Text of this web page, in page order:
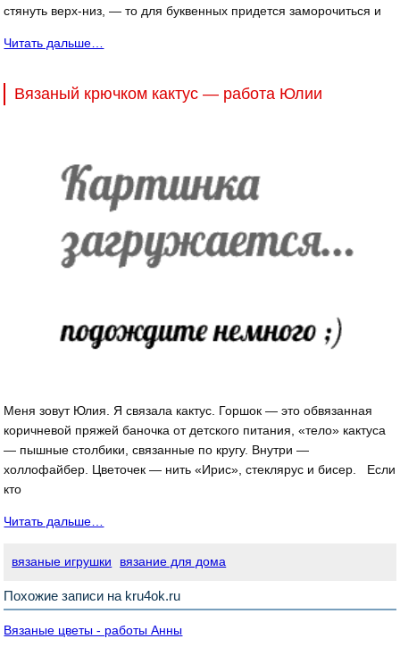
стянуть верх-низ, — то для буквенных придется заморочиться и
Читать дальше…
Вязаный крючком кактус — работа Юлии
Меня зовут Юлия. Я связала кактус. Горшок — это обвязанная
коричневой пряжей баночка от детского питания, «тело» кактуса
— пышные столбики, связанные по кругу. Внутри —
холлофайбер. Цветочек — нить «Ирис», стеклярус и бисер. Если
кто
Читать дальше…
вязаные игрушки вязание для дома
Похожие записи на kru4ok.ru
Вязаные цветы - работы Анны